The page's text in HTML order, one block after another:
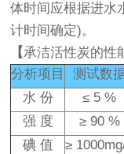
体时间应根据进水
计时间确定)。
【承洁活性炭的性
分析项目
测试数
水 份
≤ 5 %
强 度
≥ 90 %
碘 值
≥